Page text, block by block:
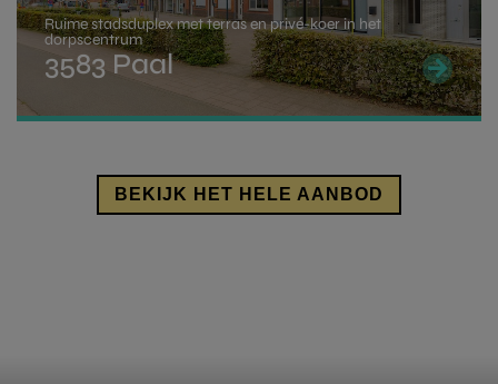
adres van de gekochte woning.
Als je voldoet aan deze voorwaarden kan je
aanspraak maken op een rechtenvermindering
indien de aankoopprijs van je woning niet hoger ligt
Een volledig overzicht kan je vinden op depagina
van de overheid.
Ruime stadsduplex met terras en privé-koer in het
dorpscentrum
3583 Paal
BEKIJK HET HELE AANBOD